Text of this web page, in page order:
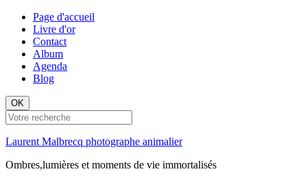
Page d'accueil
Livre d'or
Contact
Album
Agenda
Blog
OK
Laurent Malbrecq photographe animalier
Ombres,lumières et moments de vie immortalisés